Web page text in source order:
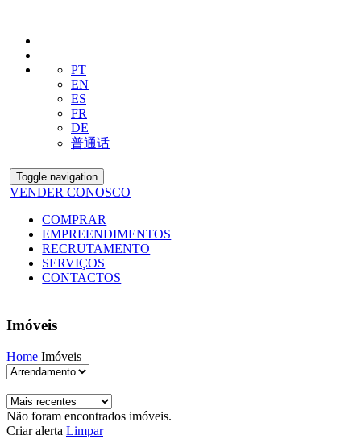
PT
EN
ES
FR
DE
普通话
Toggle navigation
VENDER CONOSCO
COMPRAR
EMPREENDIMENTOS
RECRUTAMENTO
SERVIÇOS
CONTACTOS
Imóveis
Home Imóveis
Não foram encontrados imóveis.
Criar alerta Limpar